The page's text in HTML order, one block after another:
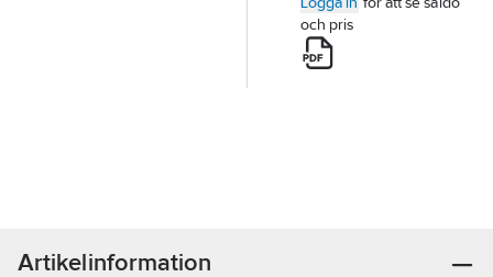
och pris
Artikelinformation